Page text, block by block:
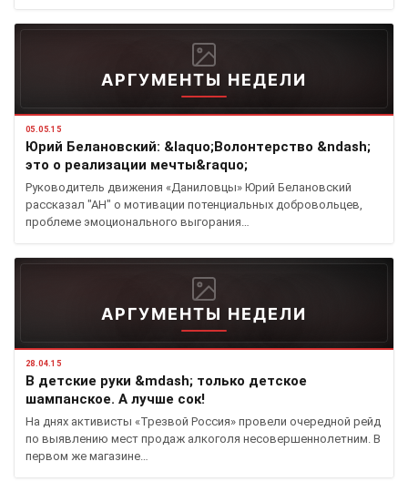
АРГУМЕНТЫ НЕДЕЛИ
05.05.15
Юрий Белановский: &laquo;Волонтерство &ndash;
это о реализации мечты&raquo;
Руководитель движения «Даниловцы» Юрий Белановский
рассказал "АН" о мотивации потенциальных добровольцев,
проблеме эмоционального выгорания…
АРГУМЕНТЫ НЕДЕЛИ
28.04.15
В детские руки &mdash; только детское
шампанское. А лучше сок!
На днях активисты «Трезвой Россия» провели очередной рейд
по выявлению мест продаж алкоголя несовершеннолетним. В
первом же магазине…